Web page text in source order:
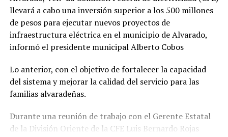
llevará a cabo una inversión superior a los 500 millones
de pesos para ejecutar nuevos proyectos de
infraestructura eléctrica en el municipio de Alvarado,
informó el presidente municipal Alberto Cobos
Lo anterior, con el objetivo de fortalecer la capacidad
del sistema y mejorar la calidad del servicio para las
familias alvaradeñas.
Durante una reunión de trabajo con el Gerente Estatal
de la División Oriente de la CFE Luis Bernardo Rojas